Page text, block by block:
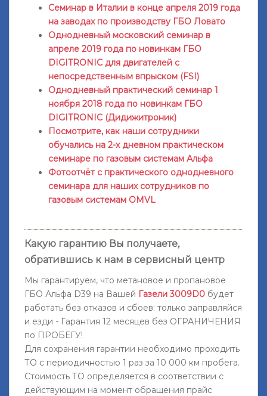
Семинар в Италии в конце апреля 2019 года
на заводах по производству ГБО Ловато
Однодневный московский семинар в
апреле 2019 года по новинкам ГБО
DIGITRONIC для двигателей с
непосредственным впрыском (FSI)
Однодневный практический семинар 1
ноября 2018 года по новинкам ГБО
DIGITRONIC (Дидижитроник)
Посмотрите, как наши сотрудники
обучались на 2-х дневном практическом
семинаре по газовым системам Альфа
Фотоотчёт с практического однодневного
семинара для наших сотрудников по
газовым системам OMVL
Какую гарантию Вы получаете,
обратившись к нам в сервисный центр
Мы гарантируем, что метановое и пропановое
ГБО Альфа D39 на Вашей Газели 3009D0 будет
работать без отказов и сбоев: только заправляйся
и езди - Гарантия 12 месяцев без ОГРАНИЧЕНИЯ
по ПРОБЕГУ!
Для сохранения гарантии необходимо проходить
ТО с периодичностью 1 раз за 10 000 км пробега.
Стоимость ТО определяется в соответствии с
действующим на момент обращения прайс